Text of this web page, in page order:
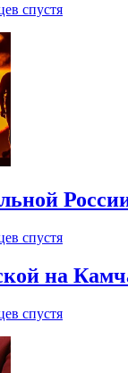
спустя
спустя
на
спустя